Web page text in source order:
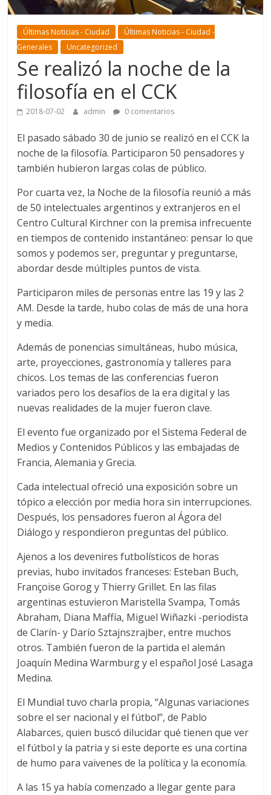
Últimas Noticias - Ciudad
Últimas Noticias - Ciudad -
Generales
Uncategorized
Se realizó la noche de la
filosofía en el CCK
2018-07-02 admin 0 comentarios
El pasado sábado 30 de junio se realizó en el CCK la
noche de la filosofía. Participaron 50 pensadores y
también hubieron largas colas de público.
Por cuarta vez, la Noche de la filosofía reunió a más
de 50 intelectuales argentinos y extranjeros en el
Centro Cultural Kirchner con la premisa infrecuente
en tiempos de contenido instantáneo: pensar lo que
somos y podemos ser, preguntar y preguntarse,
abordar desde múltiples puntos de vista.
Participaron miles de personas entre las 19 y las 2
AM. Desde la tarde, hubo colas de más de una hora
y media.
Además de ponencias simultáneas, hubo música,
arte, proyecciones, gastronomía y talleres para
chicos. Los temas de las conferencias fueron
variados pero los desafíos de la era digital y las
nuevas realidades de la mujer fueron clave.
El evento fue organizado por el Sistema Federal de
Medios y Contenidos Públicos y las embajadas de
Francia, Alemania y Grecia.
Cada intelectual ofreció una exposición sobre un
tópico a elección por media hora sin interrupciones.
Después, los pensadores fueron al Ágora del
Diálogo y respondieron preguntas del público.
Ajenos a los devenires futbolísticos de horas
previas, hubo invitados franceses: Esteban Buch,
Françoise Gorog y Thierry Grillet. En las filas
argentinas estuvieron Maristella Svampa, Tomás
Abraham, Diana Maffía, Miguel Wiñazki -periodista
de Clarín- y Darío Sztajnszrajber, entre muchos
otros. También fueron de la partida el alemán
Joaquín Medina Warmburg y el español José Lasaga
Medina.
El Mundial tuvo charla propia, “Algunas variaciones
sobre el ser nacional y el fútbol”, de Pablo
Alabarces, quien buscó dilucidar qué tienen que ver
el fútbol y la patria y si este deporte es una cortina
de humo para vaivenes de la política y la economía.
A las 15 ya había comenzado a llegar gente para